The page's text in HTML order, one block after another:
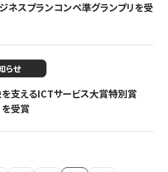
ネスプランコンペ準グランプリを受
らせ
支えるICTサービス大賞特別賞
を受賞